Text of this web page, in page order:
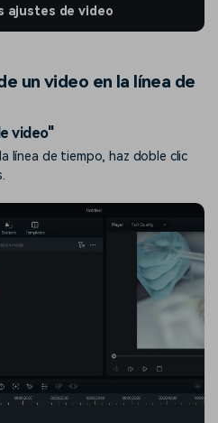
ajustes de video
un video en la línea de
video"
línea de tiempo, haz doble clic